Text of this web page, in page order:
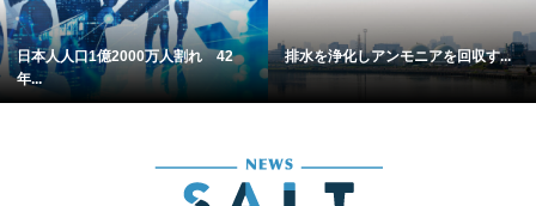
日本人人口1億2000万人割れ 42
年...
排水を浄化しアンモニアを回収す...